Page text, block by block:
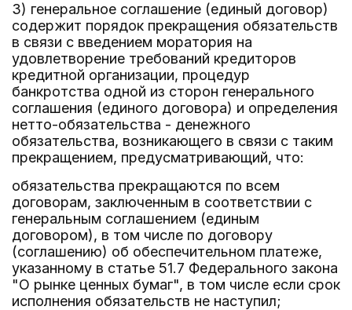
3) генеральное соглашение (единый договор)
содержит порядок прекращения обязательств
в связи с введением моратория на
удовлетворение требований кредиторов
кредитной организации, процедур
банкротства одной из сторон генерального
соглашения (единого договора) и определения
нетто-обязательства - денежного
обязательства, возникающего в связи с таким
прекращением, предусматривающий, что:
обязательства прекращаются по всем
договорам, заключенным в соответствии с
генеральным соглашением (единым
договором), в том числе по договору
(соглашению) об обеспечительном платеже,
указанному в статье 51.7 Федерального закона
"О рынке ценных бумаг", в том числе если срок
исполнения обязательств не наступил;